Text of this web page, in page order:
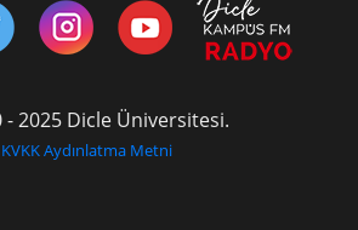
2025 Dicle Üniversitesi.
KVKK Aydınlatma Metni